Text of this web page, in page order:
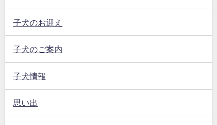
子犬のお迎え
子犬のご案内
子犬情報
思い出